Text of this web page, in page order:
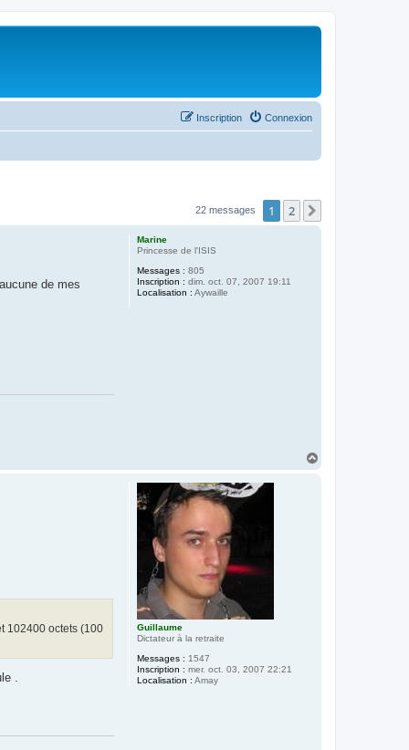
Connexion
Inscription
22 messages 1 2
Marine
Princesse de l'ISIS
Messages : 805
Inscription : dim. oct. 07, 2007 19:11
Localisation : Aywaille
de mes
Guillaume
Dictateur à la retraite
Messages : 1547
Inscription : mer. oct. 03, 2007 22:21
Localisation : Amay
102400 octets (100
.